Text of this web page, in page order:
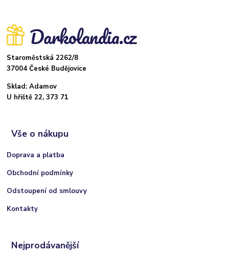
Staroměstská 2262/8
37004 České Budějovice
Sklad: Adamov
U hřiště 22, 373 71
Vše o nákupu
Doprava a platba
Obchodní podmínky
Odstoupení od smlouvy
Kontakty
Nejprodávanější